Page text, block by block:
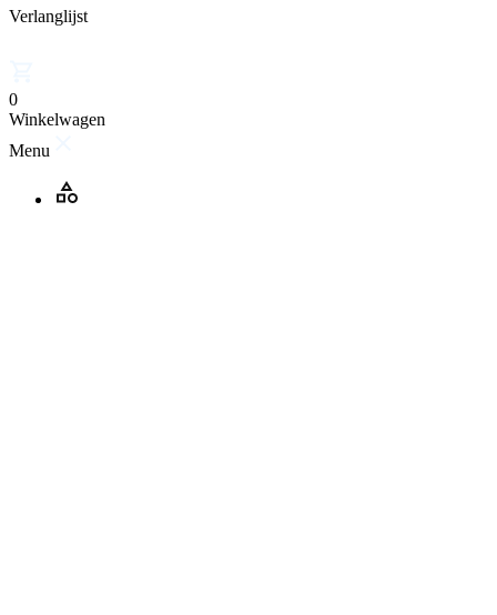
Verlanglijst
0
Winkelwagen
Menu